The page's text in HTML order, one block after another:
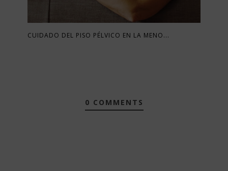
CUIDADO DEL PISO PÉLVICO EN LA MENO...
0 COMMENTS